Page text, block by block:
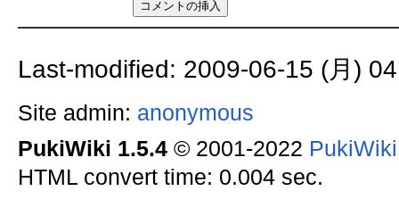
Last-modified: 2009-06-15 (月)
Site admin: anonymous
PukiWiki 1.5.4© 2001-2022
HTML convert time: 0.004 sec.